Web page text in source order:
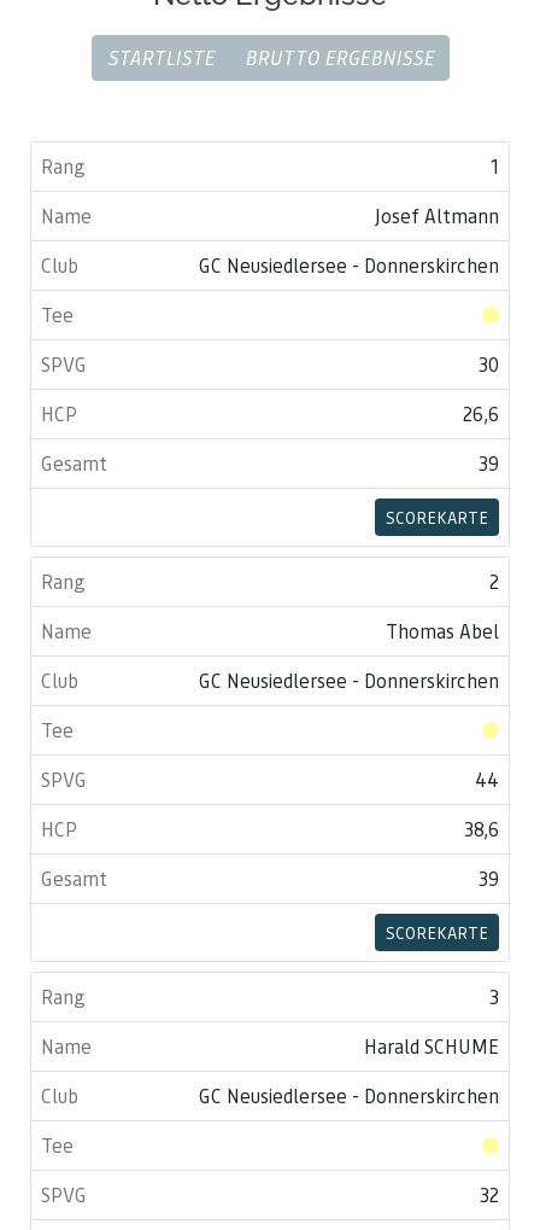
STARTLISTE BRUTTO ERGEBNISSE
1
Josef Altmann
GC Neusiedlersee - Donnerskirchen
30
26,6
39
SCOREKARTE
2
Thomas Abel
GC Neusiedlersee - Donnerskirchen
44
38,6
39
SCOREKARTE
3
Harald SCHUME
GC Neusiedlersee - Donnerskirchen
32